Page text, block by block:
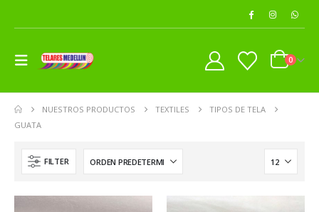
0
NUESTROS PRODUCTOS TEXTILES
TIPOS DE TELA
GUATA
FILTER